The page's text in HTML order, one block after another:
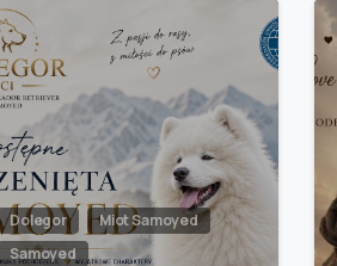
Dolegor
Miot Samoyed
Samoyed